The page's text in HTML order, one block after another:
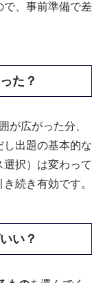
で、事前準備で差
た？
が広がった分、
し出題の基本的な
択）は変わって
続き有効です。
い？